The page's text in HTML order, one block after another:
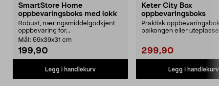
SmartStore Home
oppbevaringsboks med lokk
Robust, næringsmiddelgodkjent
oppbevaring for...
Mål: 59x39x31 cm
199,90
Legg i handlekurv
Keter City Box
oppbevaringsboks
Praktisk
balkongen eller
299,90
Legg i handlekurv